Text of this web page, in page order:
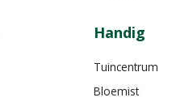
Handig
Tuincentrum
Bloemist